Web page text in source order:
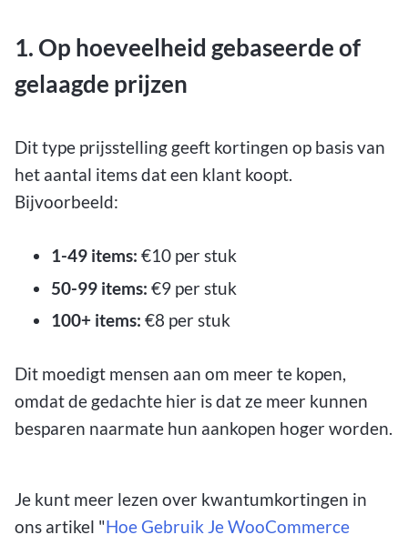
1. Op hoeveelheid gebaseerde of
gelaagde prijzen
Dit type prijsstelling geeft kortingen op basis van
het aantal items dat een klant koopt.
Bijvoorbeeld:
1-49 items: €10 per stuk
50-99 items: €9 per stuk
100+ items: €8 per stuk
Dit moedigt mensen aan om meer te kopen,
omdat de gedachte hier is dat ze meer kunnen
besparen naarmate hun aankopen hoger worden.
Je kunt meer lezen over kwantumkortingen in
ons artikel "Hoe Gebruik Je WooCommerce